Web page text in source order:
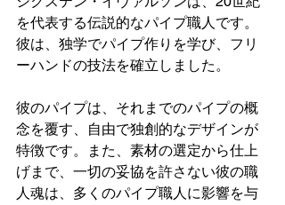
を代表する伝説的なパイプ職人です。
彼は、独学でパイプ作りを学び、フリ
ーハンドの技法を確立しました。
彼のパイプは、それまでのパイプの概
念を覆す、自由で独創的なデザインが
特徴です。また、素材の選定から仕上
げまで、一切の妥協を許さない彼の職
人魂は、多くのパイプ職人に影響を与